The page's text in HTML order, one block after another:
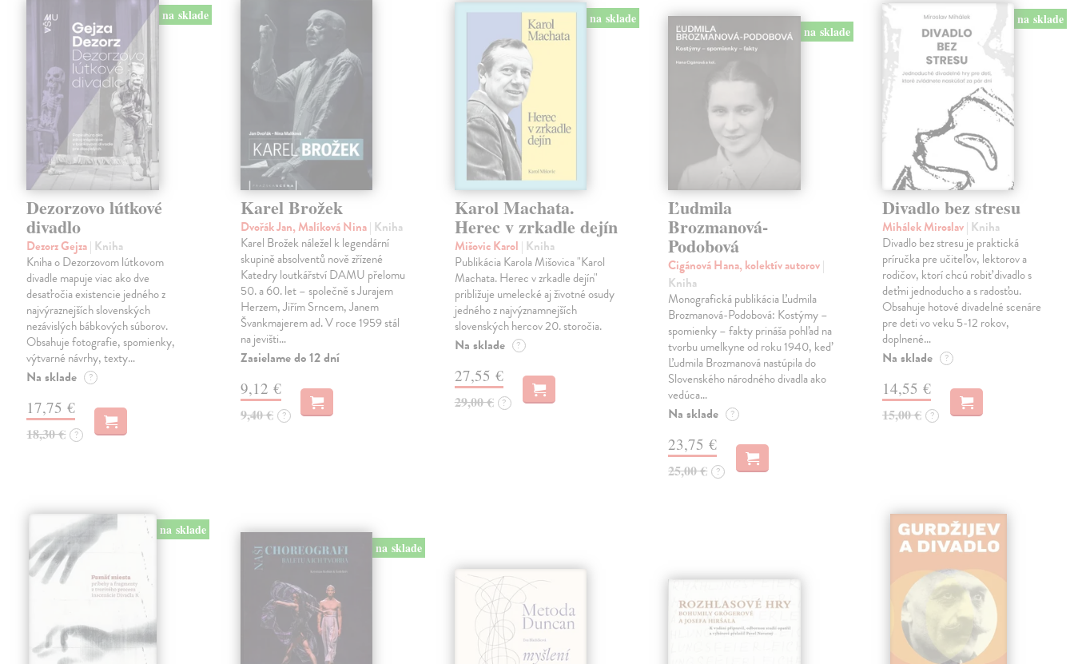
na sklade
Dezorzovo lútkové
divadlo
Dezorz Gejza| Kniha
Kniha o Dezorzovom lútkovom
divadle mapuje viac ako dve
desaťročia existencie jedného z
najvýraznejších slovenských
nezávislých bábkových súborov.
Obsahuje fotografie, spomienky,
výtvarné návrhy, texty…
Na sklade ?
17,75 €
18,30 € ?
Karel Brožek
Dvořák Jan, Malíková Nina| Kniha
Karel Brožek náležel k legendární
skupině absolventů nově zřízené
Katedry loutkářství DAMU přelomu
50. a 60. let – společně s Jurajem
Herzem, Jiřím Srncem, Janem
Švankmajerem ad. V roce 1959 stál
na jevišti…
Zasielame do 12 dní
9,12 €
9,40 € ?
na sklade
Karol Machata.
Herec v zrkadle dejín
Mišovic Karol | Kniha
Publikácia Karola Mišovica "Karol
Machata. Herec v zrkadle dejín"
približuje umelecké aj životné osudy
jedného z najvýznamnejších
slovenských hercov 20. storočia.
Na sklade ?
27,55 €
29,00 € ?
na sklade
Ľudmila
Brozmanová-
Podobová
Cigánová Hana, kolektív autorov|
Kniha
Monografická publikácia Ľudmila
Brozmanová-Podobová: Kostýmy –
spomienky – fakty prináša pohľad na
tvorbu umelkyne od roku 1940, keď
Ľudmila Brozmanová nastúpila do
Slovenského národného divadla ako
vedúca…
Na sklade ?
23,75 €
25,00 € ?
na sklade
Divadlo bez stresu
Mihálek Miroslav| Kniha
Divadlo bez stresu je praktická
príručka pre učiteľov, lektorov a
rodičov, ktorí chcú robiť divadlo s
deťmi jednoducho a s radosťou.
Obsahuje hotové divadelné scenáre
pre deti vo veku 5-12 rokov,
doplnené…
Na sklade ?
14,55 €
15,00 € ?
na sklade
na sklade